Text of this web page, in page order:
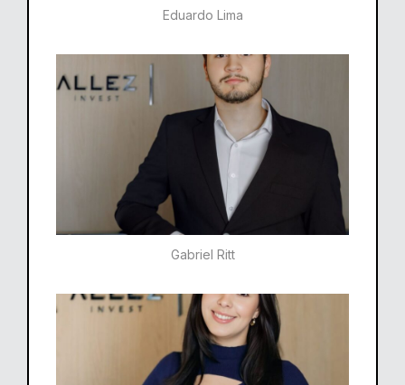
Eduardo Lima
Gabriel Ritt